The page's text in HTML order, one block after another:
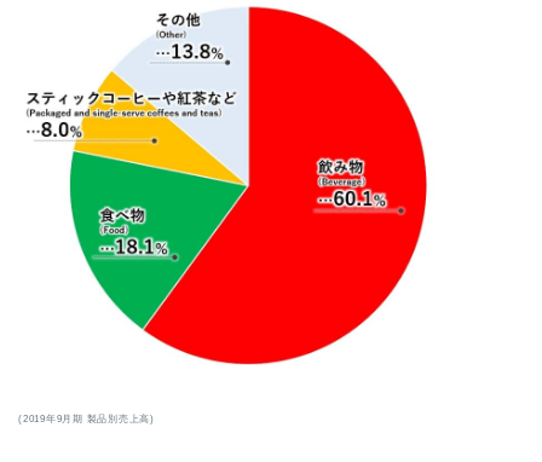
(2019年9月期 製品別売上高)